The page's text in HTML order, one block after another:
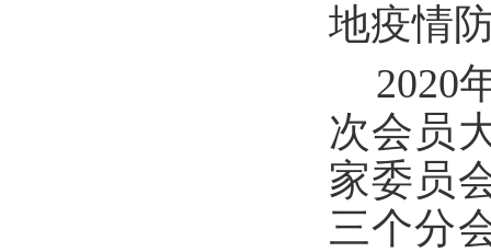
地疫情
2020
次会员
家委员
三个分